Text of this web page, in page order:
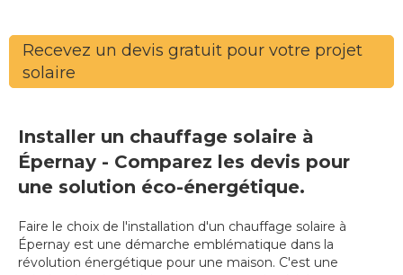
Recevez un devis gratuit pour votre projet
solaire
Installer un chauffage solaire à
Épernay - Comparez les devis pour
une solution éco-énergétique.
Faire le choix de l'installation d'un chauffage solaire à
Épernay est une démarche emblématique dans la
révolution énergétique pour une maison. C'est une